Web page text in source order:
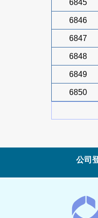
6845
6846
6847
6848
6849
6850
公司